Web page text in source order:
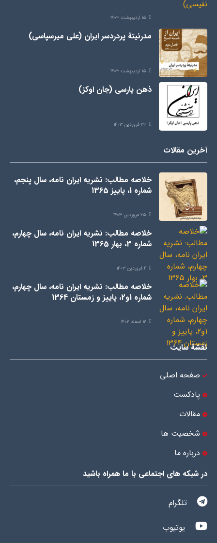
۱۵ اردیبهشت ۱۴۰۳
مدرنیتۀ پردردسر ایران (علی میرسپاسی)
۱۵ اردیبهشت ۱۴۰۳
ذهن پارسی (جان اوکز)
۲۳ فروردین ۱۴۰۳
آخرین مقالات
خلاصه مطالب: نشریه ایران نامه، سال پنجم،
شماره 1، پاییز 1365
۲۵ فروردین ۱۴۰۳
خلاصه مطالب: نشریه ایران نامه، سال چهارم،
شماره 3، بهار 1365
۴ فروردین ۱۴۰۳
خلاصه مطالب: نشریه ایران نامه، سال چهارم،
شماره 1و2، پاییز و زمستان 1364
۱۲ اسفند ۱۴۰۲
نقشۀ سایت
صغحه اصلی
پادکست
مقالات
شخصیت ها
درباره ما
در شبکه های اجتماعی با ما همراه باشید
تلگرام
یوتیوب